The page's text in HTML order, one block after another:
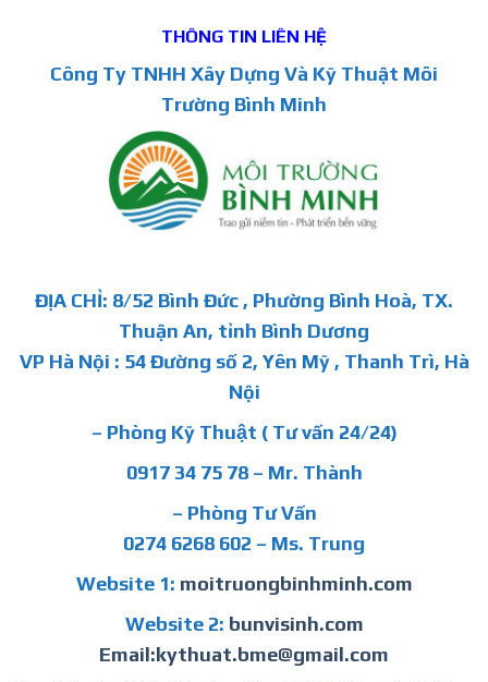
THÔNG TIN LIÊN HỆ
Công Ty TNHH Xây Dựng Và Kỹ Thuật Môi
Trường Bình Minh
ĐỊA CHỈ: 8/52 Bình Đức , Phường Bình Hoà, TX.
Thuận An, tỉnh Bình Dương
VP Hà Nội : 54 Đường số 2, Yên Mỹ , Thanh Trì, Hà
Nội
– Phòng Kỹ Thuật ( Tư vấn 24/24)
0917 34 75 78 – Mr. Thành
– Phòng Tư Vấn
0274 6268 602 – Ms. Trung
Website 1: moitruongbinhminh.com
Website 2: bunvisinh.com
Email:kythuat.bme@gmail.com